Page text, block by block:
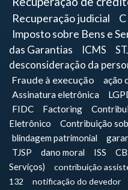
Recuperação judicial
Imposto sobre Bens e
das Garantias
ICMS
desconsideração da
Fraude à execução
ação
Assinatura eletrônica
FIDC Factoring
Eletrônico
Contribuição
blindagem patrimonial
TJSP
dano moral ISS
Serviços)
contribuição
132
notificação do devedor